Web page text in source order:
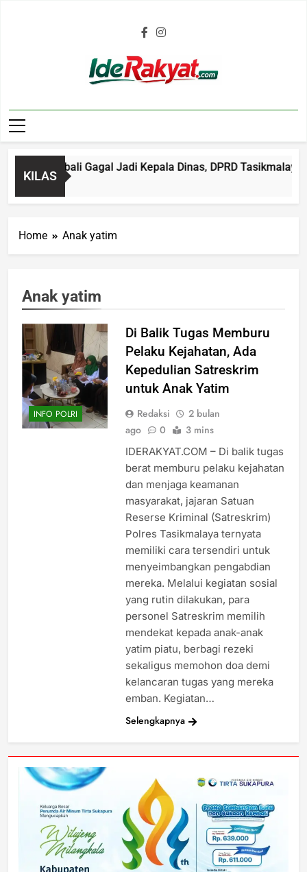
Iderakyat.com
KILAS
Kembali Gagal Jadi Kepala Dinas, DPRD Tasikmalaya
Home Anak yatim
Anak yatim
INFO POLRI
Di Balik Tugas Memburu
Pelaku Kejahatan, Ada
Kepedulian Satreskrim
untuk Anak Yatim
Redaksi
2 bulan
ago
0 3 mins
IDERAKYAT.COM – Di balik tugas
berat memburu pelaku kejahatan
dan menjaga keamanan
masyarakat, jajaran Satuan
Reserse Kriminal (Satreskrim)
Polres Tasikmalaya ternyata
memiliki cara tersendiri untuk
menyeimbangkan pengabdian
mereka. Melalui kegiatan sosial
yang rutin dilakukan, para
personel Satreskrim memilih
mendekat kepada anak-anak
yatim piatu, berbagi rezeki
sekaligus memohon doa demi
kelancaran tugas yang mereka
emban. Kegiatan…
Selengkapnya